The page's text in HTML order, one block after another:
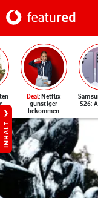
Deal: Netflix
günstiger
bekommen
S26:
INHALT